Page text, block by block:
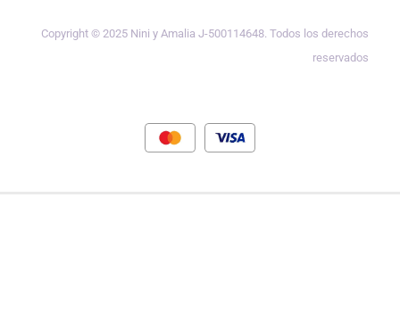
Copyright © 2025 Nini y Amalia J-500114648. Todos los derechos
reservados